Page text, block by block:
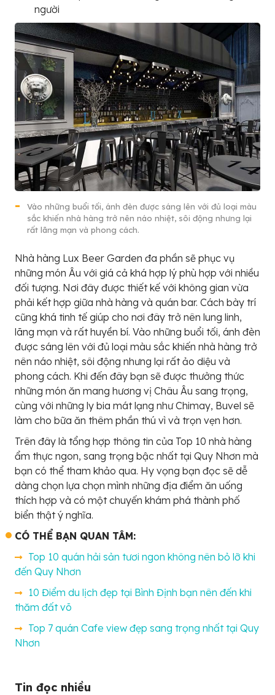
người
Vào những buổi tối, ánh đèn được sáng lên với đủ loại màu
sắc khiến nhà hàng trở nên náo nhiệt, sôi động nhưng lại
rất lãng mạn và phong cách.
Nhà hàng Lux Beer Garden đa phần sẽ phục vụ
những món Âu với giá cả khá hợp lý phù hợp với nhiều
đối tượng. Nơi đây được thiết kế với không gian vừa
phải kết hợp giữa nhà hàng và quán bar. Cách bày trí
cũng khá tinh tế giúp cho nơi đây trở nên lung linh,
lãng mạn và rất huyền bí. Vào những buổi tối, ánh đèn
được sáng lên với đủ loại màu sắc khiến nhà hàng trở
nên náo nhiệt, sôi động nhưng lại rất ảo diệu và
phong cách. Khi đến đây bạn sẽ được thưởng thức
những món ăn mang hương vị Châu Âu sang trọng,
cùng với những ly bia mát lạng như Chimay, Buvel sẽ
làm cho bữa ăn thêm phần thú vì và trọn vẹn hơn.
Trên đây là tổng hợp thông tin của Top 10 nhà hàng
ẩm thực ngon, sang trọng bậc nhất tại Quy Nhơn mà
bạn có thể tham khảo qua. Hy vọng bạn đọc sẽ dễ
dàng chọn lựa chọn mình những địa điểm ăn uống
thích hợp và có một chuyến khám phá thành phố
biển thật ý nghĩa.
CÓ THỂ BẠN QUAN TÂM:
Top 10 quán hải sản tươi ngon không nên bỏ lỡ khi
đến Quy Nhơn
10 Điểm du lịch đẹp tại Bình Định bạn nên đến khi
thăm đất võ
Top 7 quán Cafe view đẹp sang trọng nhất tại Quy
Nhơn
Tin đọc nhiều